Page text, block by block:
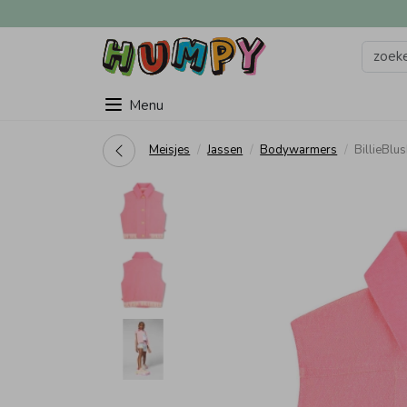
Menu
Meisjes Jassen Bodywarmers